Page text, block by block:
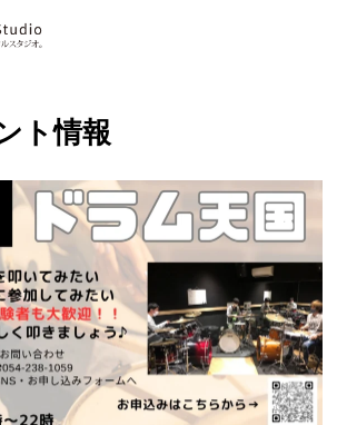
ト情報